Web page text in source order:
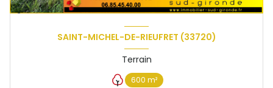
SAINT-MICHEL-DE-RIEUFRET (33720)
Terrain
600 m²